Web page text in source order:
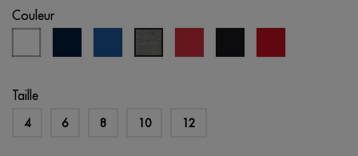
Couleur
royal
chiné
Taille
4 6 8 10 12